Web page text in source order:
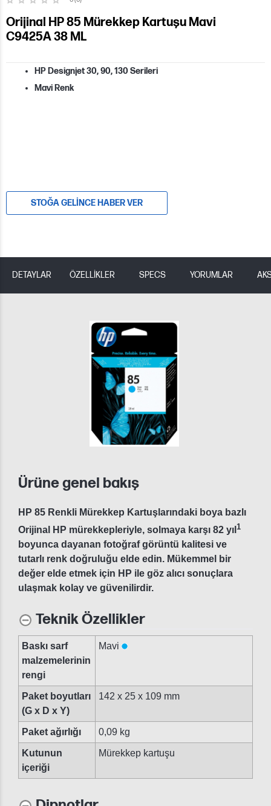
Orijinal HP 85 Mürekkep Kartuşu Mavi
C9425A 38 ML
HP Designjet 30, 90, 130 Serileri
Mavi Renk
STOĞA GELINCE HABER VER
DETAYLAR ÖZELLİKLER SPECS YORUMLAR
Ürüne genel bakış
HP 85 Renkli Mürekkep Kartuşlarındaki boya bazlı
Orijinal HP mürekkepleriyle, solmaya karşı 82 yıl 1
boyunca dayanan fotoğraf görüntü kalitesi ve
tutarlı renk doğruluğu elde edin. Mükemmel bir
değer elde etmek için HP ile göz alıcı sonuçlara
ulaşmak kolay ve güvenilirdir.
Teknik Özellikler
Baskı sarf
malzemelerinin
rengi
Mavi
Paket boyutları
(G x D x Y)
142 x 25 x 109 mm
Paket ağırlığı 0,09 kg
Kutunun
içeriği
Mürekkep kartuşu